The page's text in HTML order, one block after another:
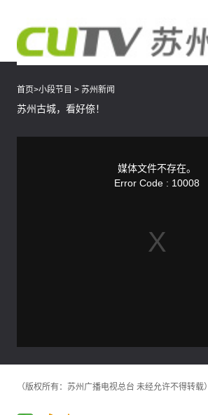
首页>小段节目 > 苏州新闻
苏州古城，看好倷！
媒体文件不存在。
Error Code : 10008
（版权所有：苏州广播电视总台 未经允许不得转载）